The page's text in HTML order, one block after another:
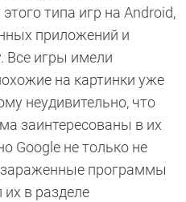
типа игр на Android,
приложений и
Все игры имели
на картинки уже
неудивительно, что
заинтересованы в их
Google не только не
зараженные программы
в разделе